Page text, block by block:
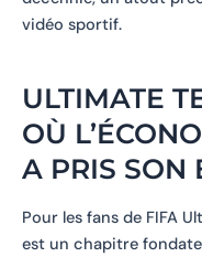
vidéo sportif.
ULTIMATE
OÙ
A PRIS SON
Pour les fans de FIFA
est un chapitre